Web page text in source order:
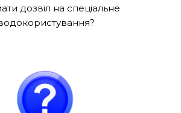
дозвіл на спеціальне